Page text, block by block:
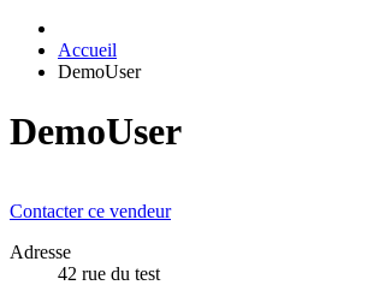
Accueil
DemoUser
DemoUser
Contacter ce vendeur
Adresse
42 rue du test